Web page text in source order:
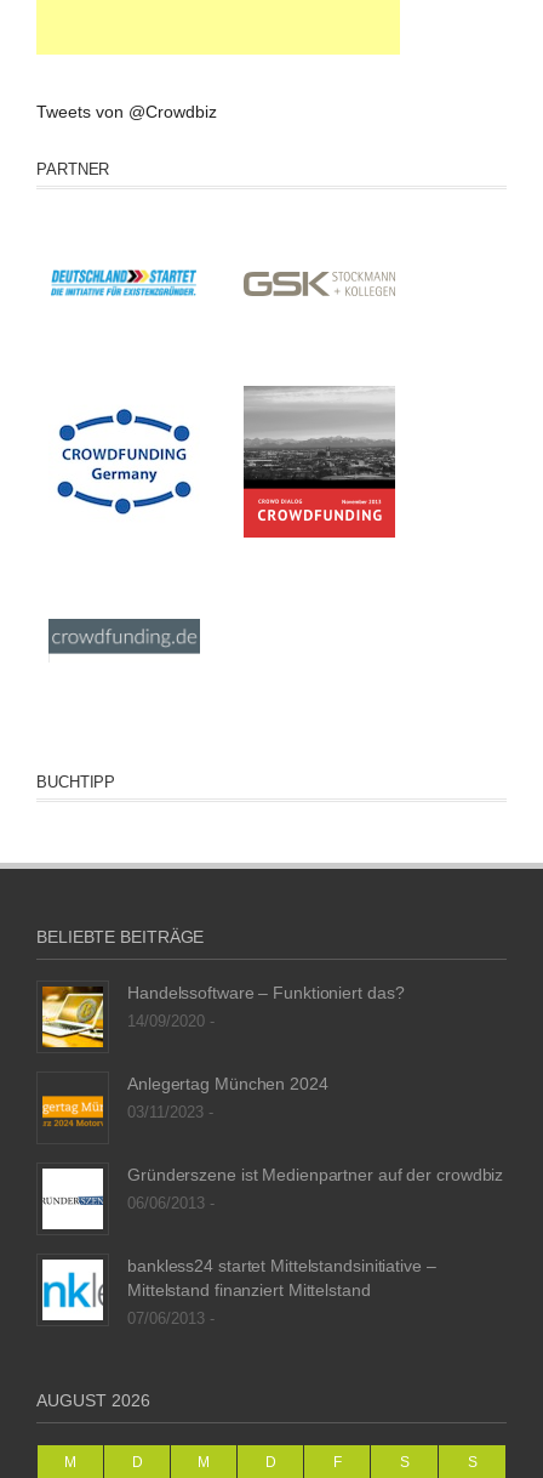
Tweets von @Crowdbiz
PARTNER
BUCHTIPP
BELIEBTE BEITRÄGE
Handelssoftware – Funktioniert das?
14/09/2020 -
Anlegertag München 2024
03/11/2023 -
Gründerszene ist Medienpartner auf der crowdbiz
06/06/2013 -
bankless24 startet Mittelstandsinitiative –
Mittelstand finanziert Mittelstand
07/06/2013 -
AUGUST 2026
M D M D F S S